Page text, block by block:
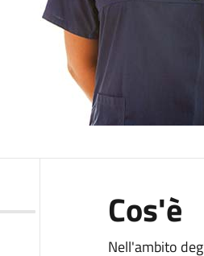
Cos'è
Nell'ambito